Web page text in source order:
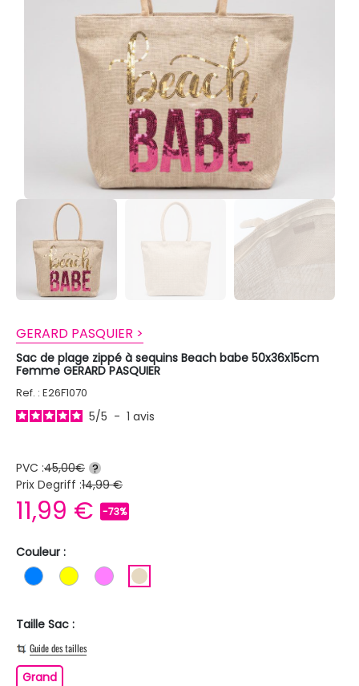
GERARD PASQUIER >
Sac de plage zippé à sequins Beach babe 50x36x15cm
Femme GERARD PASQUIER
Ref. : E26F1070
5/5 - 1 avis
PVC :45,00€ ?
Prix Degriff :14,99 €
11,99 € -73%
Couleur :
BLEU JAUNEROSE
Taille Sac :
Guide des tailles
GrandGrand